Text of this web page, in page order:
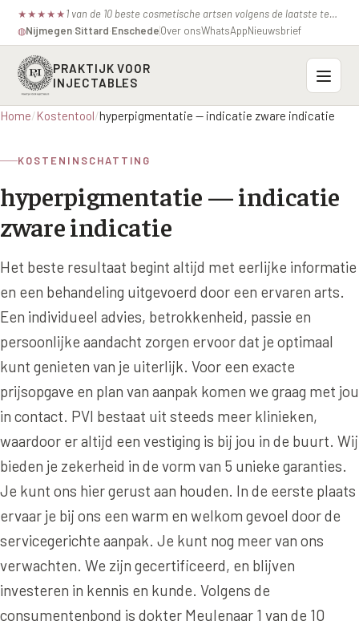
★ ★ ★ ★ ★ 1 van de 10 beste cosmetische artsen volgens de laatste test van de consumentenbond.
◍Nijmegen·Sittard·EnschedeOver onsWhatsAppNieuwsbrief
PRAKTIJK VOOR
INJECTABLES
BOVENSTE GEZICHT
Voorhoofdsrimpels
Fronsrimpel
Wenkbrauwen
Kraaienpootjes
Donkere kringen onder de ogen
Traangoot en wallen
MIDDEN & MOND
Lippen
Nasolabiale plooi
Marionetlijnen
Mondhoeken
INJECTABLES
Botox / anti-rimpel
Bocouture
Azzalure
Belotero
Ellansé
Juvéderm Voluma
Juvéderm Volux
Juvéderm Volift
Juvéderm Volbella
Profhilo
Prostrolane
Profielen
Hangende Huid Profiel
Extreme Huidverslapping Profiel
Structuur Verlies Profiel
Erfelijke Jowl Profiel
HORMONAAL / METABOOL
Insuline Zwelling Profiel
Menopauze Veroudering profiel
Stress Cortisol profiel
PCOS Huid profiel
Overgevoelige Huid Profiel
Prijzen
Contact
Online boeken
◍ Nijmegen Sittard Enschede
Home/Kostentool/hyperpigmentatie — indicatie zware indicatie
KOSTENINSCHATTING
hyperpigmentatie — indicatie
zware indicatie
Het beste resultaat begint altijd met eerlijke informatie
en een behandeling uitgevoerd door een ervaren arts.
Een individueel advies, betrokkenheid, passie en
persoonlijke aandacht zorgen ervoor dat je optimaal
kunt genieten van je uiterlijk. Voor een exacte
prijsopgave en plan van aanpak komen we graag met jou
in contact. PVI bestaat uit steeds meer klinieken,
waardoor er altijd een vestiging is bij jou in de buurt. Wij
bieden je zekerheid in de vorm van 5 unieke garanties.
Je kunt ons hier gerust aan houden. In de eerste plaats
ervaar je bij ons een warm en welkom gevoel door de
servicegerichte aanpak. Je kunt nog meer van ons
verwachten. We zijn gecertificeerd, en blijven
investeren in kennis en kunde. Volgens de
consumentenbond is dokter Meulenaar 1 van de 10